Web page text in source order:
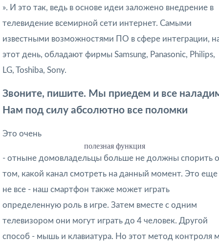
». И это так, ведь в основе идеи заложено внедрение в
телевидение всемирной сети интернет. Самыми
известными возможностями ПО в сфере интеграции,
этот день, обладают фирмы Samsung, Panasonic, Philips,
LG, Toshiba, Sony.
Звоните, пишите. Мы приедем и все
Нам под силу абсолютно все поломки
Это очень
полезная функция
- отныне домовладельцы больше не должны спорить о
том, какой канал смотреть на данный момент. Это еще
не все - наш смартфон также может играть
определенную роль в игре. Затем вместе с одним
телевизором они могут играть до 4 человек. Другой
способ - мышь и клавиатура. Но этот метод контроля